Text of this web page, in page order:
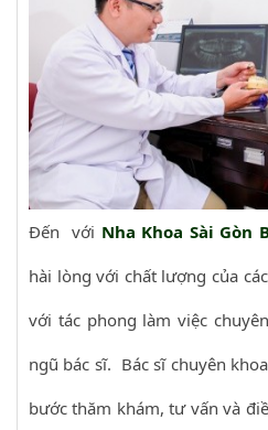
Đến với Nha Khoa Sài Gòn
hài lòng với chất lượng của
với tác phong làm việc
ngũ bác sĩ. Bác sĩ chuyên
bước thăm khám, tư vấn và